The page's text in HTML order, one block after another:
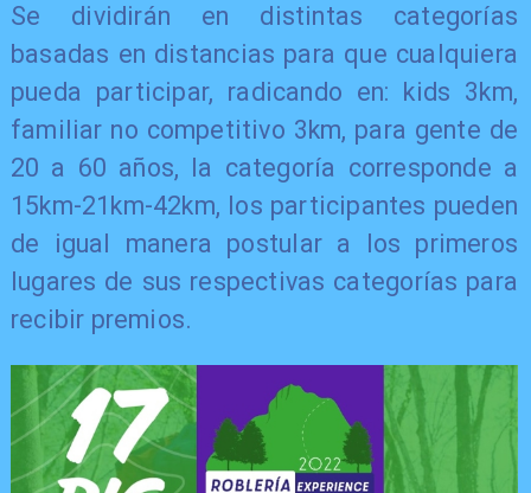
Se dividirán en distintas categorías
basadas en distancias para que cualquiera
pueda participar, radicando en: kids 3km,
familiar no competitivo 3km, para gente de
20 a 60 años, la categoría corresponde a
15km-21km-42km, los participantes pueden
de igual manera postular a los primeros
lugares de sus respectivas categorías para
recibir premios.